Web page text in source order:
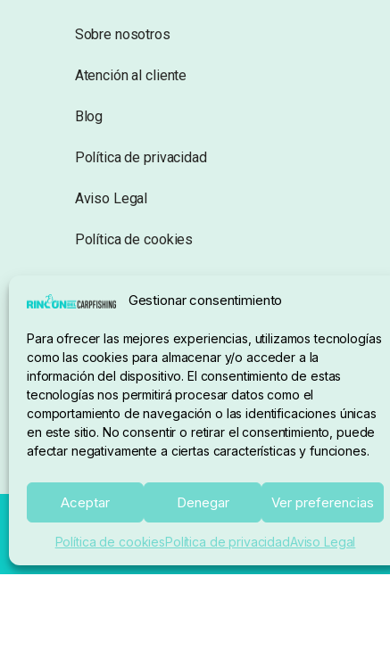
Gestionar consentimiento
Para ofrecer las mejores experiencias, utilizamos tecnologías
como las cookies para almacenar y/o acceder a la
información del dispositivo. El consentimiento de estas
tecnologías nos permitirá procesar datos como el
comportamiento de navegación o las identificaciones únicas
en este sitio. No consentir o retirar el consentimiento, puede
afectar negativamente a ciertas características y funciones.
Aceptar Denegar Ver preferencias
Política de cookiesPolítica de privacidadAviso Legal
Sobre nosotros
Atención al cliente
Blog
Política de privacidad
Aviso Legal
Política de cookies
Condiciones de compra